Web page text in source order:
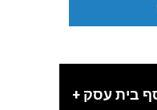
בית עסק +